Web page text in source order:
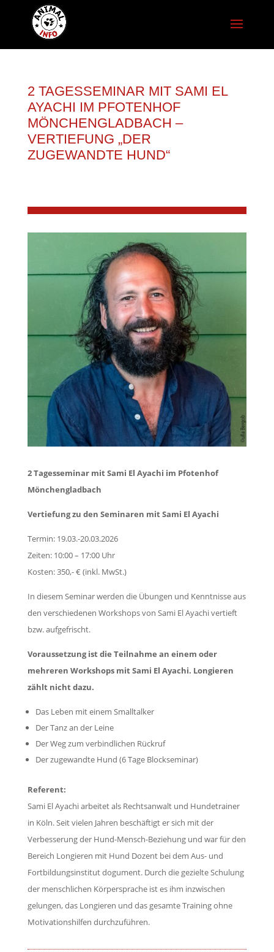
2 TAGESSEMINAR MIT SAMI EL
AYACHI IM PFOTENHOF
MÖNCHENGLADBACH –
VERTIEFUNG „DER
ZUGEWANDTE HUND“
2 Tagesseminar mit Sami El Ayachi im Pfotenhof
Mönchengladbach
Vertiefung zu den Seminaren mit Sami El Ayachi
Termin: 19.03.-20.03.2026
Zeiten: 10:00 – 17:00 Uhr
Kosten: 350,- € (inkl. MwSt.)
In diesem Seminar werden die Übungen und Kenntnisse aus
den verschiedenen Workshops von Sami El Ayachi vertieft
bzw. aufgefrischt.
Voraussetzung ist die Teilnahme an einem oder
mehreren Workshops mit Sami El Ayachi. Longieren
zählt nicht dazu.
Das Leben mit einem Smalltalker
Der Tanz an der Leine
Der Weg zum verbindlichen Rückruf
Der zugewandte Hund (6 Tage Blockseminar)
Referent:
Sami El Ayachi arbeitet als Rechtsanwalt und Hundetrainer
in Köln. Seit vielen Jahren beschäftigt er sich mit der
Verbesserung der Hund-Mensch-Beziehung und war für den
Bereich Longieren mit Hund Dozent bei dem Aus- und
Fortbildungsinstitut dogument. Durch die gezielte Schulung
der menschlichen Körpersprache ist es ihm inzwischen
gelungen, das Longieren und das gesamte Training ohne
Motivationshilfen durchzuführen.